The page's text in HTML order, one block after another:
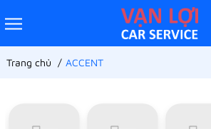
Trang chủ ACCENT